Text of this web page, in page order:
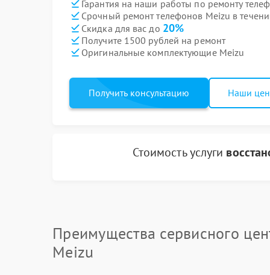
Гарантия на наши работы по ремонту
Срочный ремонт телефонов Meizu в
Скидка для вас до 20%
Получите 1500 рублей на ремонт
Оригинальные комплектующие Meizu
Получить консультацию Наши
Стоимость услуги
Преимущества сервисного
Meizu